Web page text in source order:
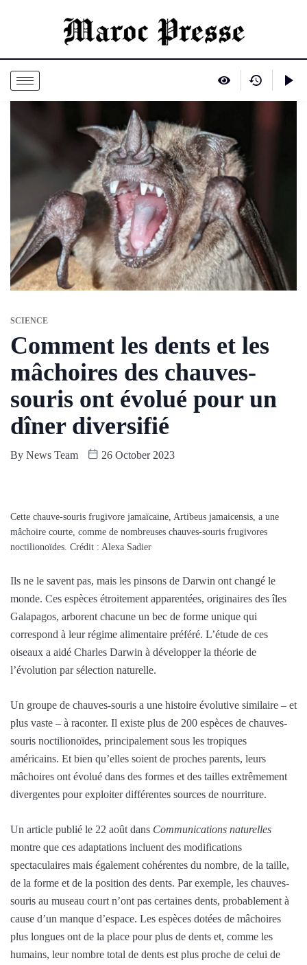
SCIENCE
Comment les dents et les
mâchoires des chauves-
souris ont évolué pour un
dîner diversifié
By News Team 26 October 2023
Cette chauve-souris frugivore jamaïcaine, Artibeus jamaicensis, a une
mâchoire courte, comme de nombreuses chauves-souris frugivores
noctilionoïdes. Crédit : Alexa Sadier
Ils ne le savent pas, mais les pinsons de Darwin ont changé le
monde. Ces espèces étroitement apparentées, originaires des îles
Galapagos, arborent chacune un bec de forme unique qui
correspond à leur régime alimentaire préféré. L’étude de ces
oiseaux a aidé Charles Darwin à développer la théorie de
l’évolution par sélection naturelle.
Un groupe de chauves-souris a une histoire évolutive similaire – et
plus vaste – à raconter. Il existe plus de 200 espèces de chauves-
souris noctilionoïdes, principalement sous les tropiques
américains. Et bien qu’elles soient de proches parents, leurs
mâchoires ont évolué dans des formes et des tailles extrêmement
divergentes pour exploiter différentes sources de nourriture.
Un article publié le 22 août dans Communications naturelles
montre que ces adaptations incluent des modifications
spectaculaires mais également cohérentes du nombre, de la taille,
de la forme et de la position des dents. Par exemple, les chauves-
souris au museau court n’ont pas certaines dents, probablement à
cause d’un manque d’espace. Les espèces dotées de mâchoires
plus longues ont de la place pour plus de dents et, comme les
humains, leur nombre total de dents est plus proche de celui de